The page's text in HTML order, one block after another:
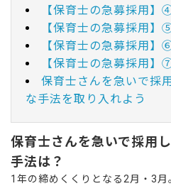
【保育士の急募採用
【保育士の急募採用】
【保育士の急募採用
【保育士の急募採用】
保育士さんを急いで採
な手法を取り入れよう
保育士さんを急いで採用
手法は？
1年の締めくくりとなる2月・3月